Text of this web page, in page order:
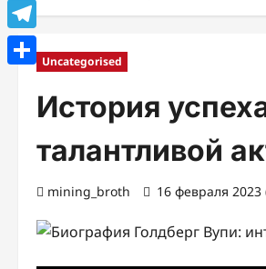
Uncategorised
История
талантливой
mining_broth 16 февраля 2023
VK
Telegram